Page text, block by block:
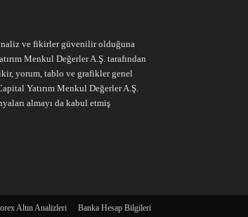
ve fikirler güvenilir olduğuna
Menkul Değerler A.Ş. tarafından
yorum, tablo ve grafikler genel
Yatırım Menkul Değerler A.Ş.
almayı da kabul etmiş
Altın Analizleri Banka Hesap Bilgileri